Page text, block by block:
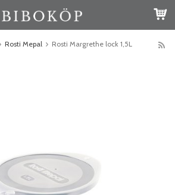
Rosti Mepal Rosti Margrethe lock 1,5L